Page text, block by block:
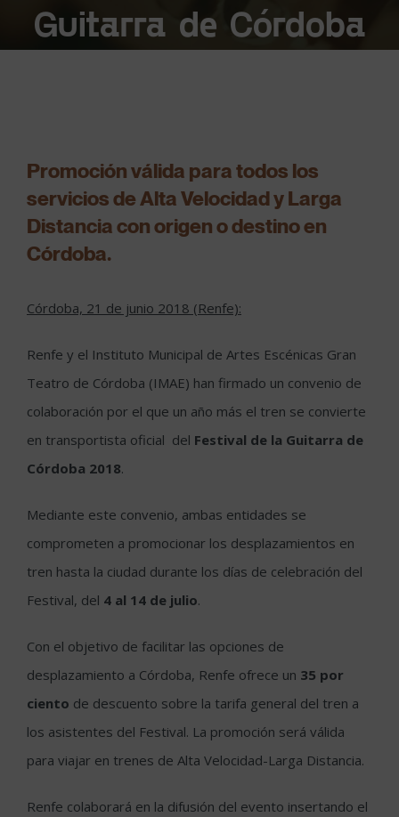
Guitarra de Córdoba
Promoción válida para todos los
servicios de Alta Velocidad y Larga
Distancia con origen o destino en
Córdoba.
Córdoba, 21 de junio 2018 (Renfe):
Renfe y el Instituto Municipal de Artes Escénicas Gran
Teatro de Córdoba (IMAE) han firmado un convenio de
colaboración por el que un año más el tren se convierte
en transportista oficial del Festival de la Guitarra de
Córdoba 2018.
Mediante este convenio, ambas entidades se
comprometen a promocionar los desplazamientos en
tren hasta la ciudad durante los días de celebración del
Festival, del 4 al 14 de julio.
Con el objetivo de facilitar las opciones de
desplazamiento a Córdoba, Renfe ofrece un 35 por
ciento de descuento sobre la tarifa general del tren a
los asistentes del Festival. La promoción será válida
para viajar en trenes de Alta Velocidad-Larga Distancia.
Renfe colaborará en la difusión del evento insertando el